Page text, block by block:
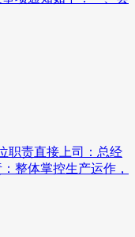
职责直接上司：总经
整体掌控生产运作，